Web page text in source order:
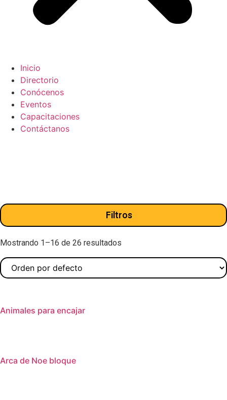
Inicio
Directorio
Conócenos
Eventos
Capacitaciones
Contáctanos
Filtros
Mostrando 1–16 de 26 resultados
Animales para encajar
Arca de Noe bloque